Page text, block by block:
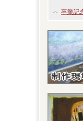
卒業記